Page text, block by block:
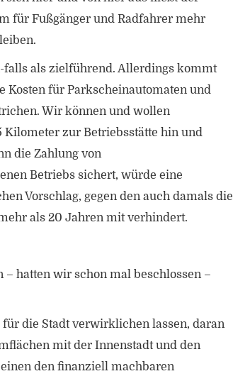
für Fußgänger und Radfahrer mehr
falls als zielführend. Allerdings kommt
Kosten für Parkscheinautomaten und
Wir können und wollen
Kilometer zur Betriebsstätte hin und
die Zahlung von
Betriebs sichert, würde eine
Vorschlag, gegen den auch damals die
als 20 Jahren mit verhindert.
hatten wir schon mal beschlossen –
für die Stadt verwirklichen lassen, daran
mit der Innenstadt und den
den finanziell machbaren